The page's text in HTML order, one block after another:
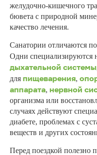
желудочно-кишечного
бювета с природной
качество лечения.
Санатории отличаются
Одни специализируются
дыхательной системы
для пищеварения,
аппарата, нервной
организма или
случаях действуют
диабете, проблемах с
веществ и других
Перед поездкой полезно